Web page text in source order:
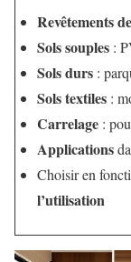
Revêtements
Sols souples :
Sols durs :
Sols textiles :
Carrelage :
Applications
Choisir en
l’utilisation